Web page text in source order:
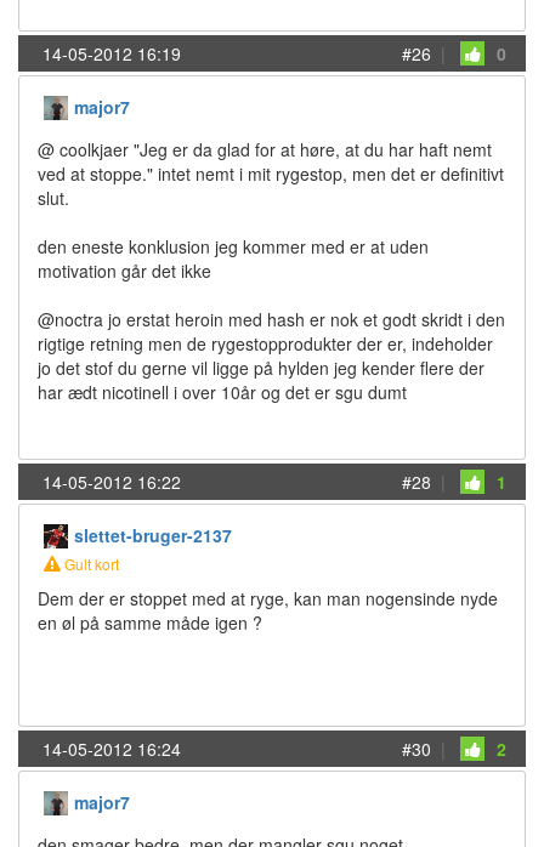
14-05-2012 16:19 #26 | 0
major7
@ coolkjaer "Jeg er da glad for at høre, at du har haft nemt
ved at stoppe." intet nemt i mit rygestop, men det er definitivt
slut.
den eneste konklusion jeg kommer med er at uden
motivation går det ikke
@noctra jo erstat heroin med hash er nok et godt skridt i den
rigtige retning men de rygestopprodukter der er, indeholder
jo det stof du gerne vil ligge på hylden jeg kender flere der
har ædt nicotinell i over 10år og det er sgu dumt
14-05-2012 16:22 #28 | 1
slettet-bruger-2137
Gult kort
Dem der er stoppet med at ryge, kan man nogensinde nyde
en øl på samme måde igen ?
14-05-2012 16:24 #30 | 2
major7